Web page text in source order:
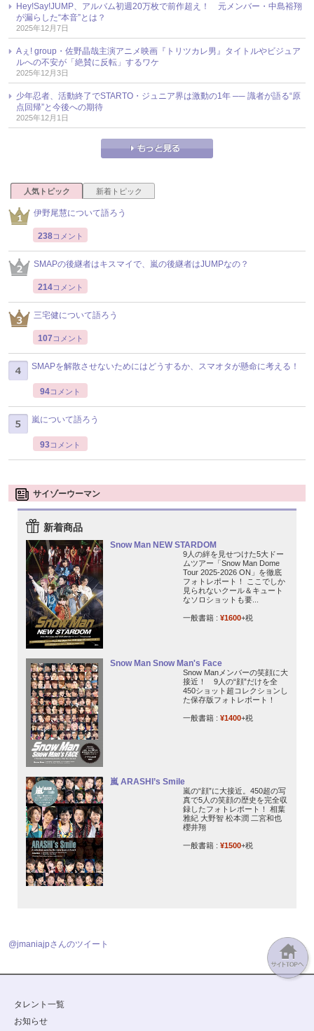
Hey!Say!JUMP、アルバム初週20万枚で前作超え！ 元メンバー・中島裕翔
が漏らした“本音”とは？
2025年12月7日
Aぇ! group・佐野晶哉主演アニメ映画『トリツカレ男』タイトルやビジュア
ルへの不安が「絶賛に反転」するワケ
2025年12月3日
少年忍者、活動終了でSTARTO・ジュニア界は激動の1年 ── 識者が語る“原
点回帰”と今後への期待
2025年12月1日
人気トピック 新着トピック
伊野尾慧について語ろう
238コメント
SMAPの後継者はキスマイで、嵐の後継者はJUMPなの？
214コメント
三宅健について語ろう
107 コメント
SMAPを解散させないためにはどうするか、スマオタが懸命に考える！
94コメント
嵐について語ろう
93コメント
サイゾーウーマン
新着商品
Snow Man NEW STARDOM
9人の絆を見せつけた5大ドー
ムツアー「Snow Man Dome
Tour 2025-2026 ON」を徹底
フォトレポート！ ここでしか
見られないクール＆キュート
なソロショットも要...
一般書籍 : ¥1600+税
Snow Man Snow Man's Face
Snow Manメンバーの笑顔に大
接近！ 9人の“顔”だけを全
450ショット超コレクションし
た保存版フォトレポート！
一般書籍 : ¥1400+税
嵐 ARASHI’s Smile
嵐の“顔”に大接近。450超の写
真で5人の笑顔の歴史を完全収
録したフォトレポート！ 相葉
雅紀 大野智 松本潤 二宮和也
櫻井翔
一般書籍 : ¥1500+税
@jmaniajpさんのツイート
タレント一覧
お知らせ